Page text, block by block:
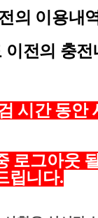
의 이용내
이전의 충
시간 동안
로그아웃
립니다.